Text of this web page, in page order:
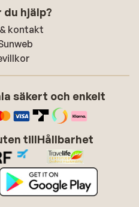
du hjälp?
kontakt
säkert och enkelt
tillHållbarhet